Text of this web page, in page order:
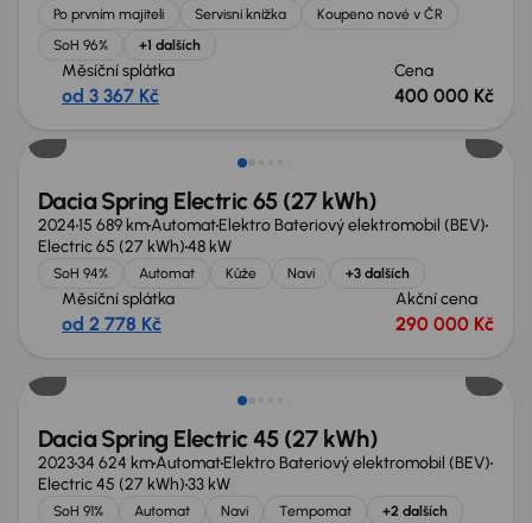
Po prvním majiteli Servisní knížka
Koupeno nové v ČR
SoH 96%
+1 dalších
Měsíční splátka
od 3 367 Kč
Cena
400 000 Kč
Možnost odpočtu DPH
Dacia Spring Electric 65 (27 kWh)
202415 689 kmAutomatElektro Bateriový elektromobil (BEV)
Electric 65 (27 kWh)48 kW
SoH 94% Automat Kůže Navi +3 dalších
Měsíční splátka
od 2 778 Kč
Akční cena
290 000 Kč
Dacia Spring Electric 45 (27 kWh)
202334 624 kmAutomatElektro Bateriový elektromobil (BEV)
Electric 45 (27 kWh)33 kW
SoH 91% Automat Navi Tempomat +2 dalších